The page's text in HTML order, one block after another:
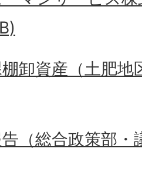
棚卸資産（土肥
（総合政策部